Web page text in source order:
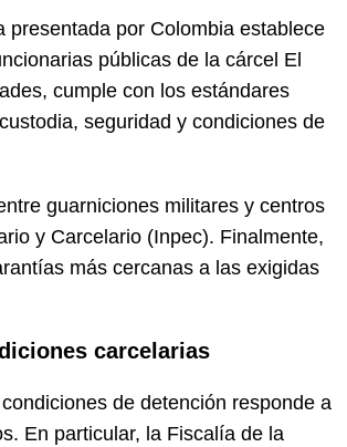
presentada por Colombia establece
públicas de la cárcel El
cumple con los estándares
seguridad y condiciones de
guarniciones militares y centros
y Carcelario (Inpec). Finalmente,
más cercanas a las exigidas
carcelarias
de detención responde a
En particular, la Fiscalía de la